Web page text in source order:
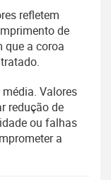
refletem
de
que a coroa
Valores
redução de
ou falhas
a